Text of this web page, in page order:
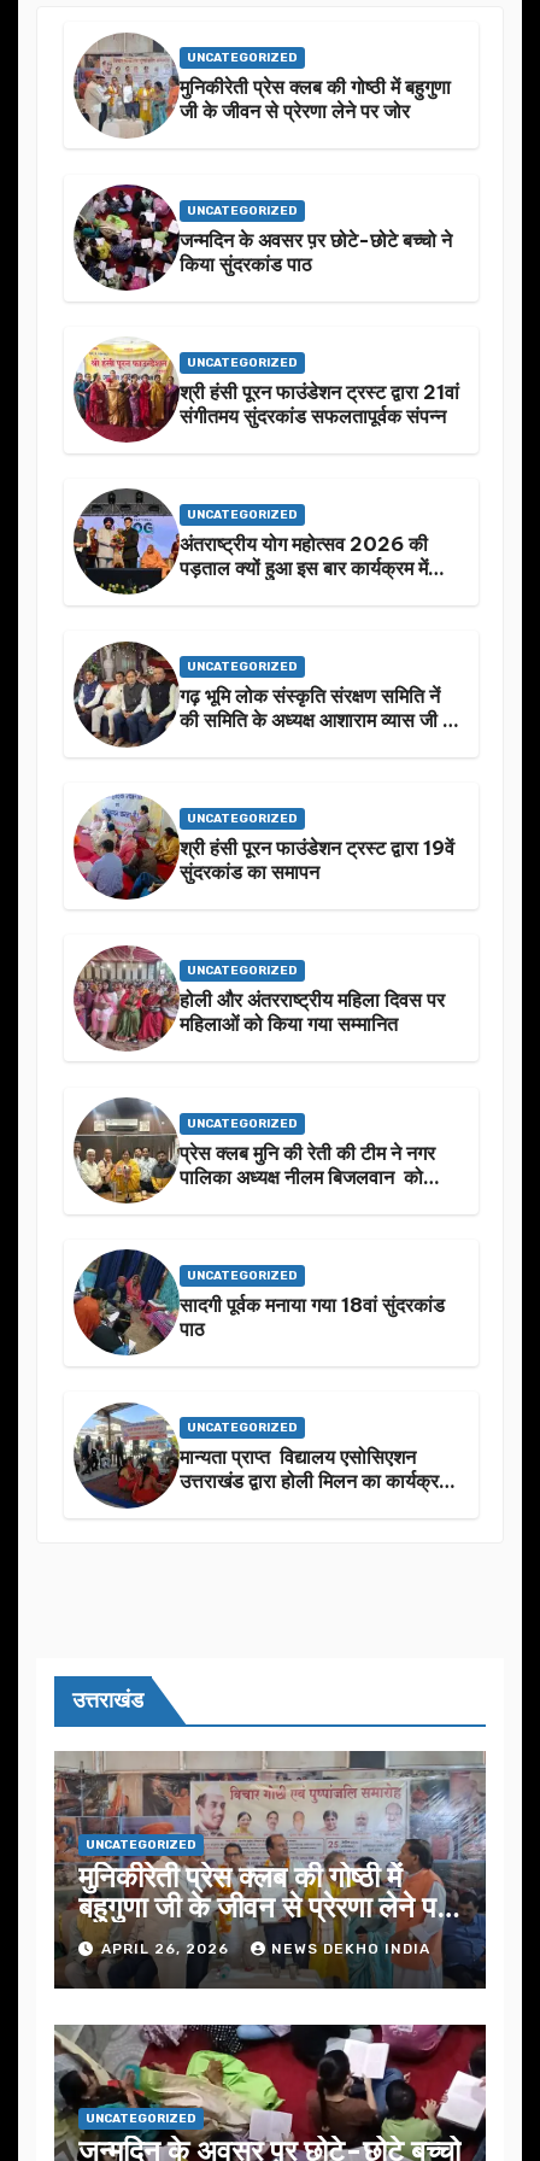
UNCATEGORIZED
मुनिकीरेती प्रेस क्लब की गोष्ठी में बहुगुणा
जी के जीवन से प्रेरणा लेने पर जोर
UNCATEGORIZED
जन्मदिन के अवसर प़र छोटे-छोटे बच्चो ने
किया सुंदरकांड पाठ
UNCATEGORIZED
श्री हंसी पूरन फाउंडेशन ट्रस्ट द्वारा 21वां
संगीतमय सुंदरकांड सफलतापूर्वक संपन्न
UNCATEGORIZED
अंतराष्ट्रीय योग महोत्सव 2026 की
पड़ताल क्यों हुआ इस बार कार्यक्रम में
UNCATEGORIZED
गढ़ भूमि लोक संस्कृति संरक्षण समिति नें
की समिति के अध्यक्ष आशाराम व्यास जी के
UNCATEGORIZED
श्री हंसी पूरन फाउंडेशन ट्रस्ट द्वारा 19वें
सुंदरकांड का समापन
UNCATEGORIZED
होली और अंतरराष्ट्रीय महिला दिवस पर
महिलाओं को किया गया सम्मानित
UNCATEGORIZED
प्रेस क्लब मुनि की रेती की टीम ने नगर
पालिका अध्यक्ष नीलम बिजलवान को
UNCATEGORIZED
सादगी पूर्वक मनाया गया 18वां सुंदरकांड
पाठ
UNCATEGORIZED
मान्यता प्राप्त विद्यालय एसोसिएशन
उत्तराखंड द्वारा होली मिलन का कार्यक्रम
उत्तराखंड
UNCATEGORIZED
मुनिकीरेती प्रेस क्लब की गोष्ठी में
बहुगुणा जी के जीवन से प्रेरणा लेने पर
जोरAPRIL 26, 2026 NEWS DEKHO INDIA
UNCATEGORIZED
जन्मदिन के अवसर प़र छोटे-छोटे बच्चो